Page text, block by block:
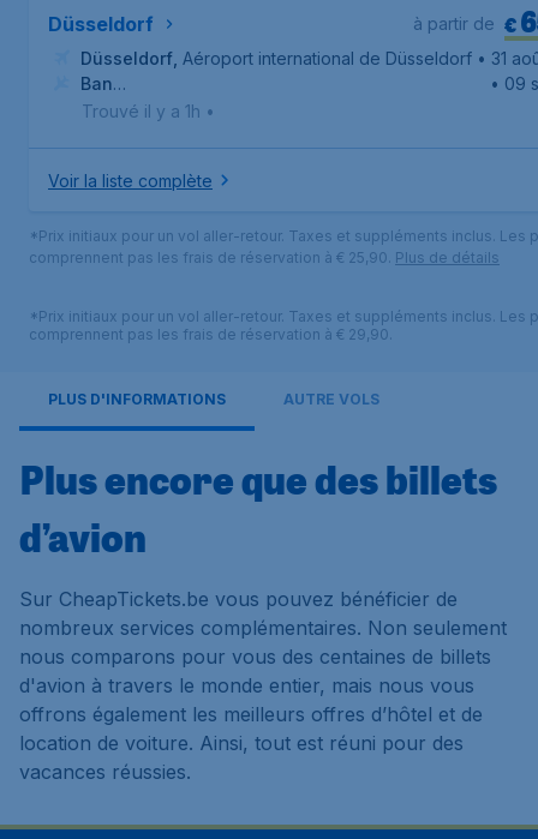
Düsseldorf €
à partir de
Düsseldorf Aéroport international de Düsseldorf • 31
Ban
Chang, Aéroport international de Pattaya-U-Tapao
• 09
Trouvé il y a 1h •
Voir la liste complète
*Prix initiaux pour un vol aller-retour. Taxes et suppléments inclus. Les
comprennent pas les frais de réservation à € 25,90. Plus de détails
*Prix initiaux pour un vol aller-retour. Taxes et suppléments inclus. Les
comprennent pas les frais de réservation à € 29,90.
PLUS D'INFORMATIONS AUTRE VOLS
Plus encore que des billets
d’avion
Sur CheapTickets.be vous pouvez bénéficier de
nombreux services complémentaires. Non seulement
nous comparons pour vous des centaines de billets
d'avion à travers le monde entier, mais nous vous
offrons également les meilleurs offres d’hôtel et de
location de voiture. Ainsi, tout est réuni pour des
vacances réussies.